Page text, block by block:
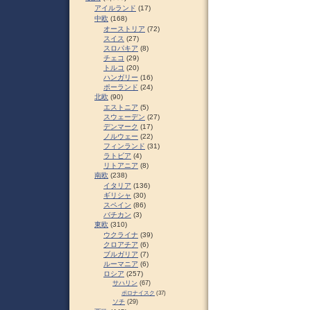
アイルランド (17)
中欧 (168)
オーストリア (72)
スイス (27)
スロパキア (8)
チェコ (29)
トルコ (20)
ハンガリー (16)
ポーランド (24)
北欧 (90)
エストニア (5)
スウェーデン (27)
デンマーク (17)
ノルウェー (22)
フィンランド (31)
ラトビア (4)
リトアニア (8)
南欧 (238)
イタリア (136)
ギリシャ (30)
スペイン (86)
バチカン (3)
東欧 (310)
ウクライナ (39)
クロアチア (6)
ブルガリア (7)
ルーマニア (6)
ロシア (257)
サハリン (67)
ポロナイスク (37)
ソチ (29)